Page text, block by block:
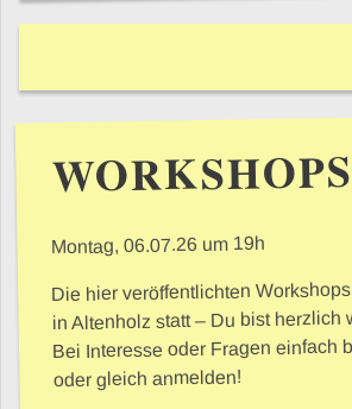
Montag, 06.07.26 um 19h
Die hier veröffentlichten
in Altenholz statt – Du bist herzlich
Bei Interesse oder Fragen einfach
oder gleich anmelden!